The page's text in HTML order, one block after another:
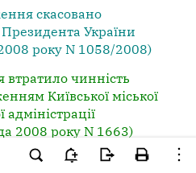
скасовано
Президента України
року N 1058/2008)
чинність
Київської міської
2008 року N 1663)
див. лист